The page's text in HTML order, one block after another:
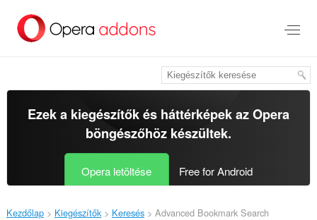
Ezek a kiegészítők és háttérképek azOpera
böngészőhözkészültek.
Opera letöltése Free for Android
Kezdőlap Kiegészítők Keresés Advanced Bookmark Search‎